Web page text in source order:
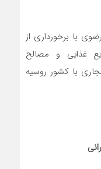
با برخورداری از
غذایی و مصالح
با کشور روسیه